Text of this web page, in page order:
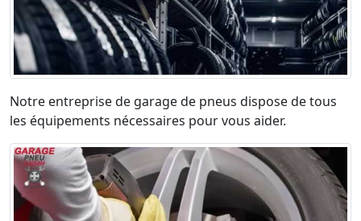
Notre entreprise de garage de pneus dispose de tous
les équipements nécessaires pour vous aider.